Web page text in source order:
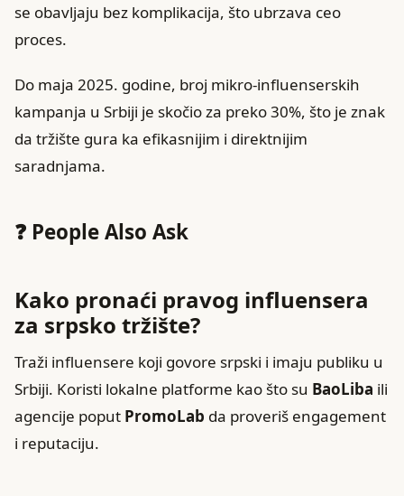
se obavljaju bez komplikacija, što ubrzava ceo
proces.
Do maja 2025. godine, broj mikro-influenserskih
kampanja u Srbiji je skočio za preko 30%, što je znak
da tržište gura ka efikasnijim i direktnijim
saradnjama.
❓ People Also Ask
Kako pronaći pravog influensera
za srpsko tržište?
Traži influensere koji govore srpski i imaju publiku u
Srbiji. Koristi lokalne platforme kao što su BaoLiba ili
agencije poput PromoLab da proveriš engagement
i reputaciju.